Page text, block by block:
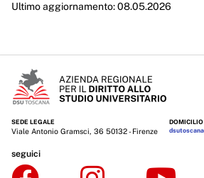
Ultimo aggiornamento: 08.05.2026
SEDE LEGALE
Viale Antonio Gramsci, 36 50132 - Firenze
DOMICILIO
seguici